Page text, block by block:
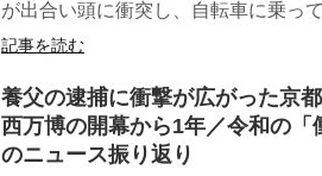
が出合い頭に衝突し、自転車に乗っ
記事を読む
養父の逮捕に衝撃が広がった京
西万博の開幕から1年／令和の
のニュース振り返り